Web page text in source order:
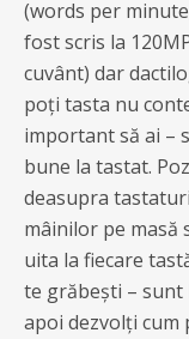
(words per
fost scris la
cuvânt) dar
poți tasta nu
important să ai –
bune la tastat.
deasupra
mâinilor pe masă
uita la fiecare
te grăbești –
apoi dezvolți cum